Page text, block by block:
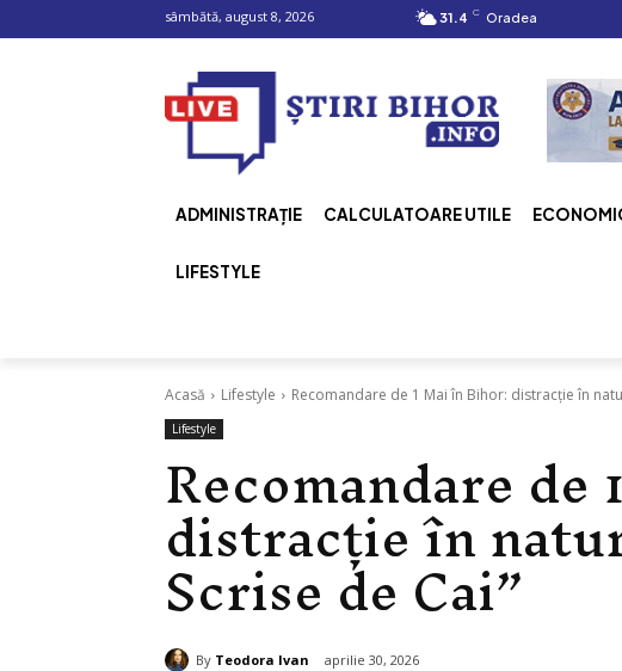
sâmbătă, august 8, 2026 31.4 C Oradea
ADMINISTRAȚIE CALCULATOARE UTILE
LIFESTYLE
Acasă Lifestyle Recomandare de 1 Mai în Bihor: distracție în
Lifestyle
Recomandare
distracție în
Scrise de Cai”
By Teodora Ivan aprilie 30, 2026